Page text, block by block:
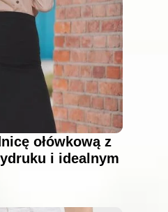
ołówkową z
i idealnym